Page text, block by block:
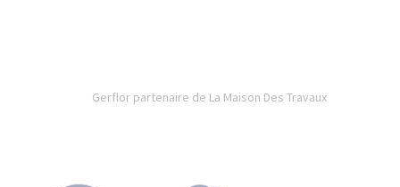
Gerflor partenaire de La Maison Des Travaux